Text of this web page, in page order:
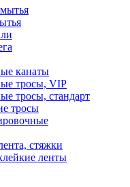
канаты
тросы, VIP
тросы, стандарт
тросы
стяжки
ленты